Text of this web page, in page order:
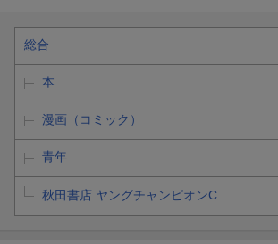
総合
本
漫画（コミック）
青年
秋田書店 ヤングチャンピオンC